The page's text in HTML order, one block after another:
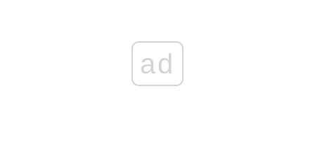
ad